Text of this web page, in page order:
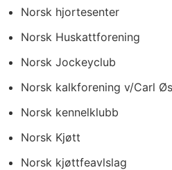
Norsk hjortesenter
Norsk Huskattforening
Norsk Jockeyclub
Norsk kalkforening v/Carl
Norsk kennelklubb
Norsk Kjøtt
Norsk kjøttfeavlslag